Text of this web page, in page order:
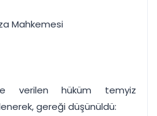
yönetim
Ücretsiz Başlayın
Mahkemesi
verilen hüküm temyiz
gereği düşünüldü: